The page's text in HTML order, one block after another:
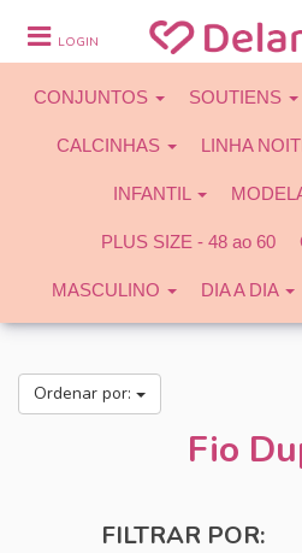
CONJUNTOS
INFANTIL
MODELADORES
PLUS SIZE - 48 ao 60
LOGIN
CONJUNTOS SOUTIENS
CALCINHAS LINHA
INFANTIL
PLUS SIZE - 48 ao 60
MASCULINO DIA A DIA
Ordenar por:
Fio
FILTRAR POR: